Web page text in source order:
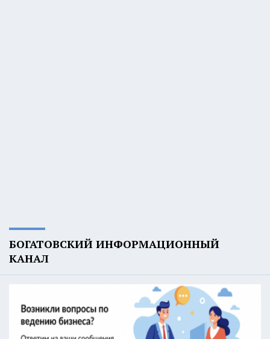
БОГАТОВСКИЙ ИНФОРМАЦИОННЫЙ
КАНАЛ